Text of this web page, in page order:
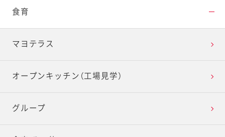
食育
マヨテラス
オープンキッチン（工場見学）
グループ